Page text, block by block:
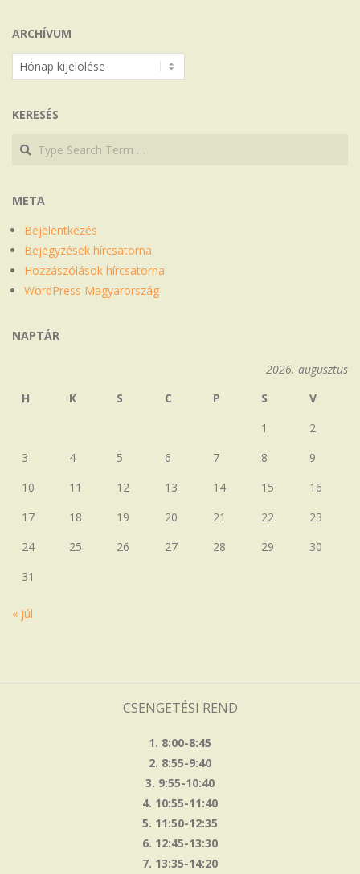
ARCHÍVUM
Archívum
KERESÉS
Search
Search
META
Bejelentkezés
Bejegyzések hírcsatorna
Hozzászólások hírcsatorna
WordPress Magyarország
NAPTÁR
2026. augusztus
H
K S C P S
V
1
2
3
4 5 6 7 8
9
10
11 12 13 14 15
16
17
18 19 20 21 22
23
24
25 26 27 28 29
30
31
« júl
CSENGETÉSI REND
1. 8:00-8:45
2. 8:55-9:40
3. 9:55-10:40
4. 10:55-11:40
5. 11:50-12:35
6. 12:45-13:30
7. 13:35-14:20